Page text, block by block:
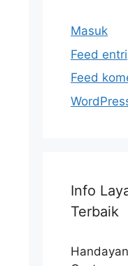
Masuk
Feed entri
Feed
Info
Terbaik